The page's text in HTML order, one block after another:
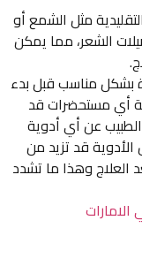
مثل الشمع أو
الشعر، مما يمكن
بشكل مناسب قبل بدء
أي مستحضرات قد
الطبيب عن أي أدوية
الأدوية قد تزيد من
العلاج وهذا ما تشدد